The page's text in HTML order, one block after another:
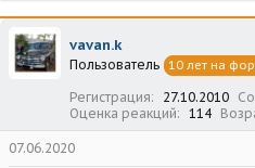
vavan.k
Пользователь 10 лет на
Регистрация 27.10.2010
Оценка реакций
114
07.06.2020